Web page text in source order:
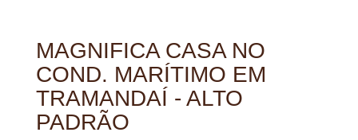
MAGNIFICA CASA NO
COND. MARÍTIMO EM
TRAMANDAÍ - ALTO
PADRÃO